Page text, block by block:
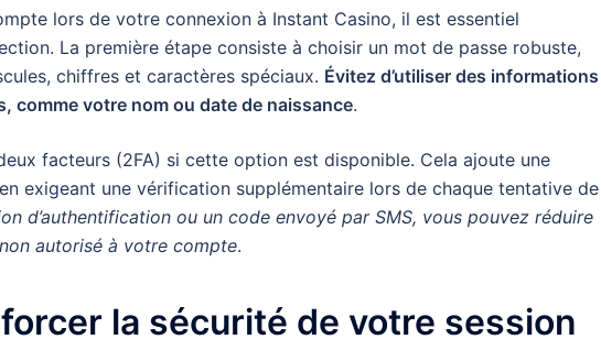
lors de votre connexion à Instant Casino, il est essentiel
La première étape consiste à choisir un mot de passe robuste,
chiffres et caractères spéciaux. Évitez d’utiliser des informations
comme votre nom ou date de naissance.
facteurs (2FA) si cette option est disponible. Cela ajoute une
exigeant une vérification supplémentaire lors de chaque tentative de
d’authentification ou un code envoyé par SMS, vous pouvez réduire
autorisé à votre compte.
la sécurité de votre session